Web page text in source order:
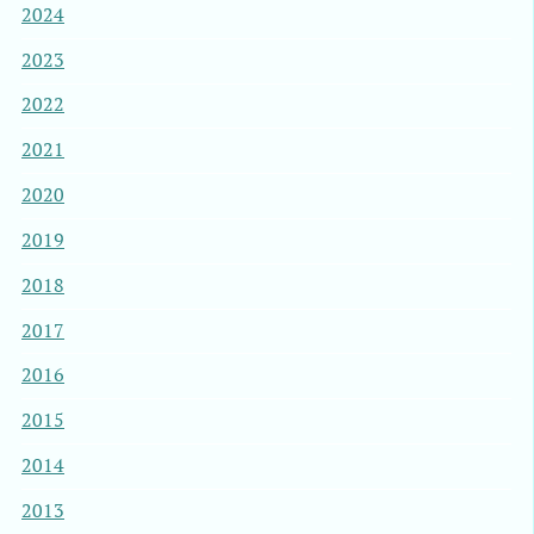
2024
2023
2022
2021
2020
2019
2018
2017
2016
2015
2014
2013